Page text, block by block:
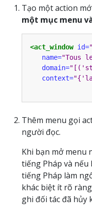
Tạo một action
một mục menu
<act_window id=
name="Tous
domain=
context=
Thêm menu gọi
người đọc.
Khi bạn mở menu
tiếng Pháp và nếu
tiếng Pháp làm
khác biệt ít rõ
ghi đối tác đã hủy